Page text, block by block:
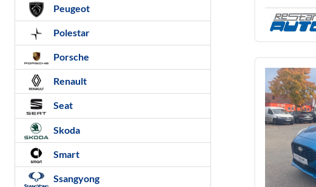
Peugeot
Polestar
Porsche
Renault
Seat
Skoda
Smart
Ssangyong